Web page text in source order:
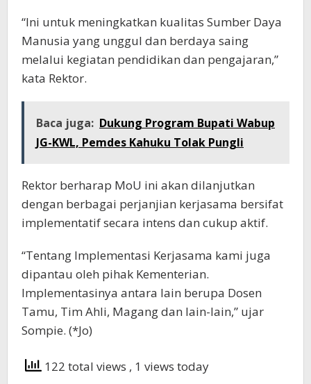
“Ini untuk meningkatkan kualitas Sumber Daya
Manusia yang unggul dan berdaya saing
melalui kegiatan pendidikan dan pengajaran,”
kata Rektor.
Baca juga: Dukung Program Bupati Wabup
JG-KWL, Pemdes Kahuku Tolak Pungli
Rektor berharap MoU ini akan dilanjutkan
dengan berbagai perjanjian kerjasama bersifat
implementatif secara intens dan cukup aktif.
“Tentang Implementasi Kerjasama kami juga
dipantau oleh pihak Kementerian.
Implementasinya antara lain berupa Dosen
Tamu, Tim Ahli, Magang dan lain-lain,” ujar
Sompie. (*Jo)
122 total views , 1 views today